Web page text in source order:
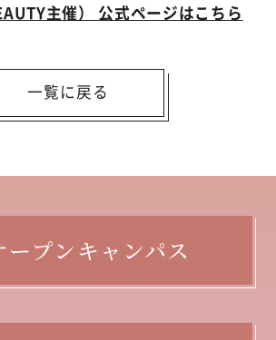
主催） 公式ページはこちら
一覧に戻る
ープンキャンパス